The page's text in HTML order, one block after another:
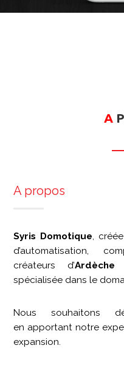
A
A propos
Syris Domotique,
d’automatisation,
créateurs d’
spécialisée dans le
Nous souhaitons
en apportant notre
expansion.